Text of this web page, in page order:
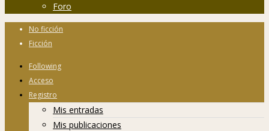
Foro
No ficción
Ficción
Following
Acceso
Registro
Mis entradas
Mis publicaciones